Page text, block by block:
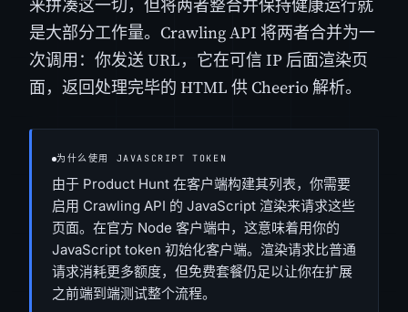
来拼凑这一切，但将两者整合并保持健康运行就
是大部分工作量。Crawling API 将两者合并为一
次调用：你发送 URL，它在可信 IP 后面渲染页
面，返回处理完毕的 HTML 供 Cheerio 解析。
为什么使用 JAVASCRIPT TOKEN
由于 Product Hunt 在客户端构建其列表，你需要
启用 Crawling API 的 JavaScript 渲染来请求这些
页面。在官方 Node 客户端中，这意味着用你的
JavaScript token 初始化客户端。渲染请求比普通
请求消耗更多额度，但免费套餐仍足以让你在扩展
之前端到端测试整个流程。